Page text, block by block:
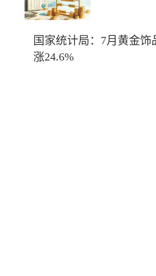
国家统计局：7月黄金饰
涨24.6%